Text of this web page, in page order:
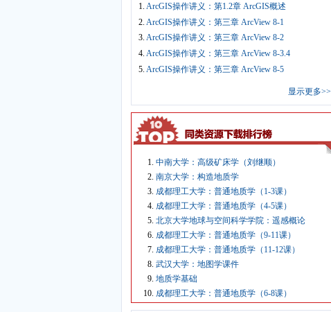
1. ArcGIS操作讲义：第1.2章 ArcGIS概述
2. ArcGIS操作讲义：第三章 ArcView 8-1
3. ArcGIS操作讲义：第三章 ArcView 8-2
4. ArcGIS操作讲义：第三章 ArcView 8-3.4
5. ArcGIS操作讲义：第三章 ArcView 8-5
显示更多>>
中南大学：高级矿床学（刘继顺）
南京大学：构造地质学
成都理工大学：普通地质学（1-3课）
成都理工大学：普通地质学（4-5课）
北京大学地球与空间科学学院：遥感概论
成都理工大学：普通地质学（9-11课）
成都理工大学：普通地质学（11-12课）
武汉大学：地图学课件
地质学基础
成都理工大学：普通地质学（6-8课）